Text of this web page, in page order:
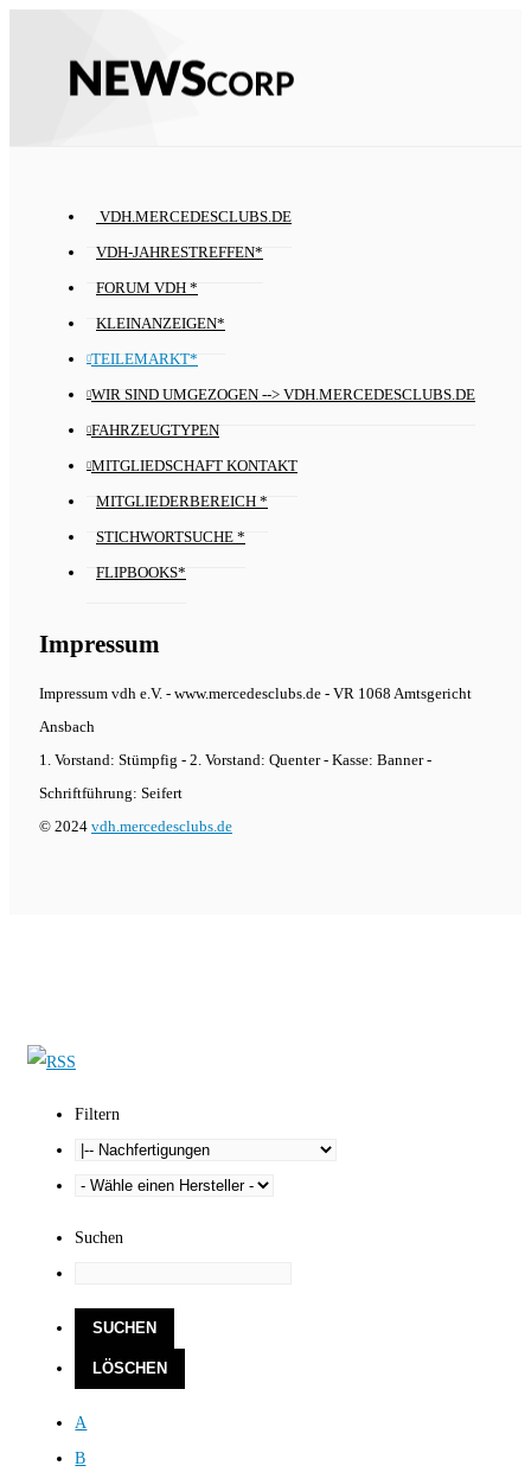
VDH.MERCEDESCLUBS.DE
VDH-JAHRESTREFFEN*
FORUM VDH *
KLEINANZEIGEN*
TEILEMARKT*
WIR SIND UMGEZOGEN --> VDH.MERCEDESCLUBS.DE
FAHRZEUGTYPEN
MITGLIEDSCHAFT KONTAKT
MITGLIEDERBEREICH *
STICHWORTSUCHE *
FLIPBOOKS*
Impressum
Impressum vdh e.V. - www.mercedesclubs.de - VR 1068 Amtsgericht
Ansbach
1. Vorstand: Stümpfig - 2. Vorstand: Quenter - Kasse: Banner -
Schriftführung: Seifert
© 2024 vdh.mercedesclubs.de
Filtern
Suchen
A
B